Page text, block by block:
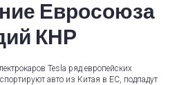
Евросоюза
КНР
Tesla ряд европейских
авто из Китая в ЕС, подпадут